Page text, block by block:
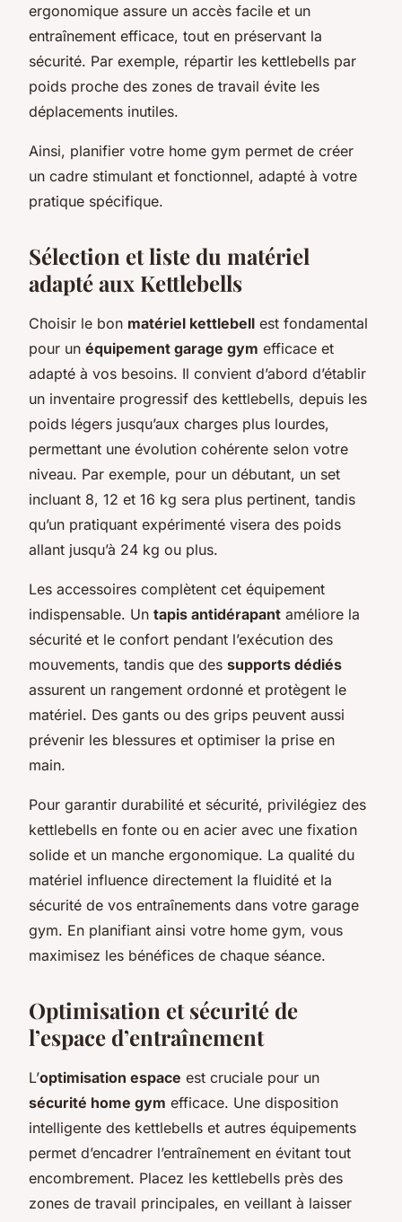
ergonomique assure un accès facile et un
entraînement efficace, tout en préservant la
sécurité. Par exemple, répartir les kettlebells par
poids proche des zones de travail évite les
déplacements inutiles.
Ainsi, planifier votre home gym permet de créer
un cadre stimulant et fonctionnel, adapté à votre
pratique spécifique.
Sélection et liste du matériel
adapté aux Kettlebells
Choisir le bon matériel kettlebell est fondamental
pour un équipement garage gym efficace et
adapté à vos besoins. Il convient d’abord d’établir
un inventaire progressif des kettlebells, depuis les
poids légers jusqu’aux charges plus lourdes,
permettant une évolution cohérente selon votre
niveau. Par exemple, pour un débutant, un set
incluant 8, 12 et 16 kg sera plus pertinent, tandis
qu’un pratiquant expérimenté visera des poids
allant jusqu’à 24 kg ou plus.
Les accessoires complètent cet équipement
indispensable. Un tapis antidérapant améliore la
sécurité et le confort pendant l’exécution des
mouvements, tandis que des supports dédiés
assurent un rangement ordonné et protègent le
matériel. Des gants ou des grips peuvent aussi
prévenir les blessures et optimiser la prise en
main.
Pour garantir durabilité et sécurité, privilégiez des
kettlebells en fonte ou en acier avec une fixation
solide et un manche ergonomique. La qualité du
matériel influence directement la fluidité et la
sécurité de vos entraînements dans votre garage
gym. En planifiant ainsi votre home gym, vous
maximisez les bénéfices de chaque séance.
Optimisation et sécurité de
l’espace d’entraînement
L’optimisation espace est cruciale pour un
sécurité home gym efficace. Une disposition
intelligente des kettlebells et autres équipements
permet d’encadrer l’entraînement en évitant tout
encombrement. Placez les kettlebells près des
zones de travail principales, en veillant à laisser